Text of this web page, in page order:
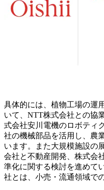
具体的には、植物工場の運
いて、NTT株式会社との協
式会社安川電機のロボティ
社の機械部品を活用し、農
います。また大規模施設の
会社と不動産開発、株式会
準化に関する検討を進めて
社とは、小売・流通領域で